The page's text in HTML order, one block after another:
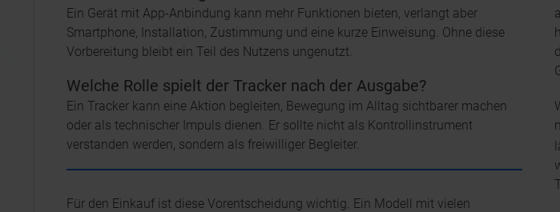
Ein Gerät mit App-Anbindung kann mehr Funktionen bieten, verlangt aber
Smartphone, Installation, Zustimmung und eine kurze Einweisung. Ohne diese
Vorbereitung bleibt ein Teil des Nutzens ungenutzt.
Welche Rolle spielt der Tracker nach der Ausgabe?
Ein Tracker kann eine Aktion begleiten, Bewegung im Alltag sichtbarer machen
oder als technischer Impuls dienen. Er sollte nicht als Kontrollinstrument
verstanden werden, sondern als freiwilliger Begleiter.
Für den Einkauf ist diese Vorentscheidung wichtig. Ein Modell mit vielen